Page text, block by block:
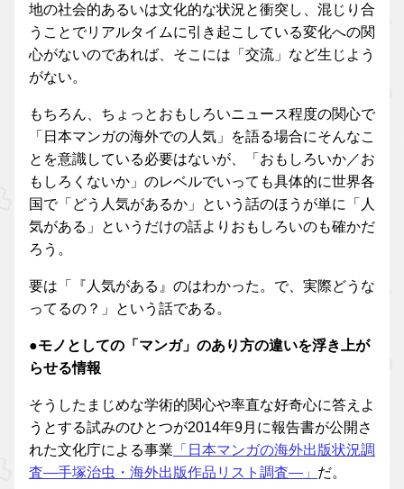
地の社会的あるいは文化的な状況と衝突し、混じり合
うことでリアルタイムに引き起こしている変化への関
心がないのであれば、そこには「交流」など生じよう
がない。
もちろん、ちょっとおもしろいニュース程度の関心で
「日本マンガの海外での人気」を語る場合にそんなこ
とを意識している必要はないが、「おもしろいか／お
もしろくないか」のレベルでいっても具体的に世界各
国で「どう人気があるか」という話のほうが単に「人
気がある」というだけの話よりおもしろいのも確かだ
ろう。
要は「『人気がある』のはわかった。で、実際どうな
ってるの？」という話である。
●モノとしての「マンガ」のあり方の違いを浮き上が
らせる情報
そうしたまじめな学術的関心や率直な好奇心に答えよ
うとする試みのひとつが2014年9月に報告書が公開さ
れた文化庁による事業 「日本マンガの海外出版状況調
査―手塚治虫・海外出版作品リスト調査―」 だ。